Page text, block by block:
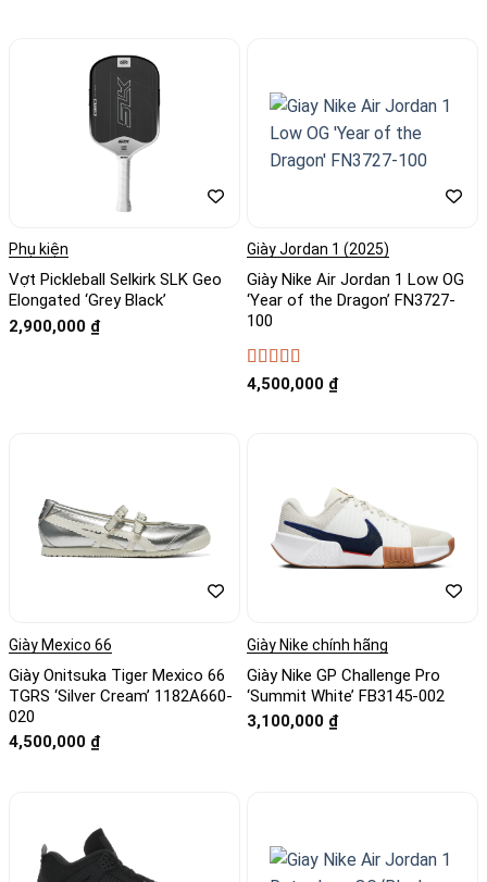
Phụ kiện
Vợt Pickleball Selkirk SLK Geo
Elongated ‘Grey Black’
2,900,000 ₫
Giày Jordan 1 (2025)
Giày Nike Air Jordan 1 Low OG
‘Year of the Dragon’ FN3727-
100
Được xếp
4,500,000 ₫
Giày Mexico 66
Giày Onitsuka Tiger Mexico 66
TGRS ‘Silver Cream’ 1182A660-
020
4,500,000 ₫
Giày Nike chính hãng
Giày Nike GP Challenge Pro
‘Summit White’ FB3145-002
3,100,000 ₫